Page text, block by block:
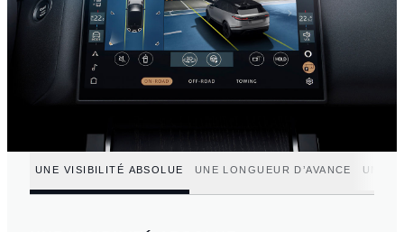
UNE VISIBILITÉ ABSOLUE UNE LONGUEUR D’AVANCE UNE